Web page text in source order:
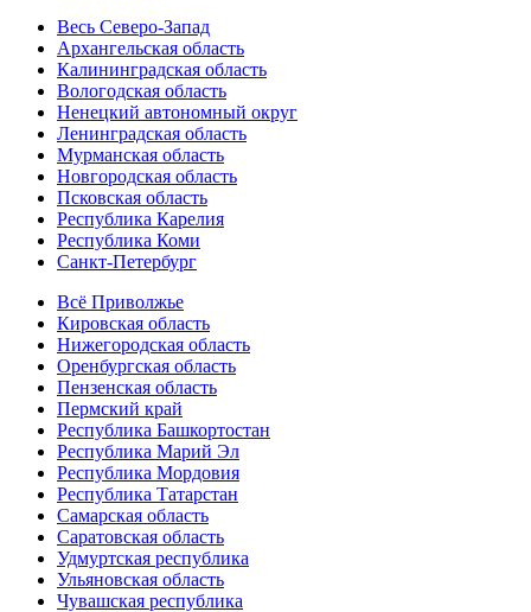
Весь Северо-Запад
Архангельская область
Калининградская область
Вологодская область
Ненецкий автономный округ
Ленинградская область
Мурманская область
Новгородская область
Псковская область
Республика Карелия
Республика Коми
Санкт-Петербург
Всё Приволжье
Кировская область
Нижегородская область
Оренбургская область
Пензенская область
Пермский край
Республика Башкортостан
Республика Марий Эл
Республика Мордовия
Республика Татарстан
Самарская область
Саратовская область
Удмуртская республика
Ульяновская область
Чувашская республика